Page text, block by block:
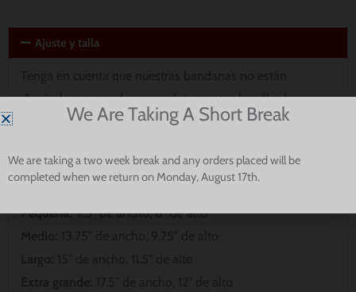
Ajuste y talla
diseñadas para rodear completamente el cuello de su
perro. Por favor, mide para asegurar el mejor ajuste para tu
Pequeña:9.5″ de ancho, 8″ de alto
We Are Taking A Short Break
We are taking a two week break and any orders placed will be
completed when we return on Monday, August 17th.